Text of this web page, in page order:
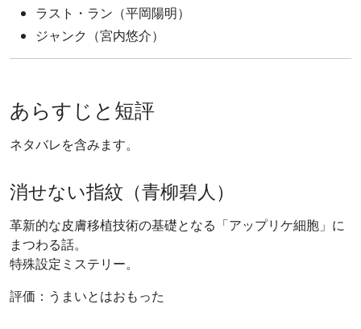
ラスト・ラン（平岡陽明）
ジャンク（宮内悠介）
あらすじと短評
ネタバレを含みます。
消せない指紋（青柳碧人）
革新的な皮膚移植技術の基礎となる「アップリケ細胞」に
まつわる話。
特殊設定ミステリー。
評価：うまいとはおもった